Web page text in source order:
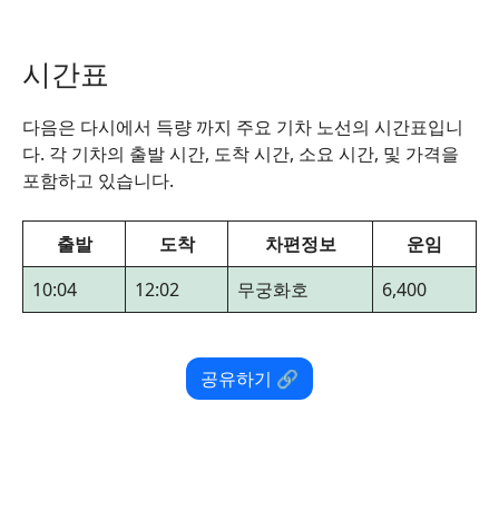
시간표
다음은 다시에서 득량 까지 주요 기차 노선의 시간표입니
다. 각 기차의 출발 시간, 도착 시간, 소요 시간, 및 가격을
포함하고 있습니다.
출발 도착 차편정보
운임
10:04
12:02 무궁화호 6,400
공유하기 🔗